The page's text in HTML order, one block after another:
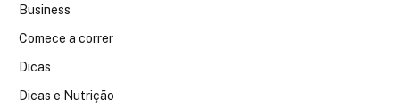
Business
Comece a correr
Dicas
Dicas e Nutrição